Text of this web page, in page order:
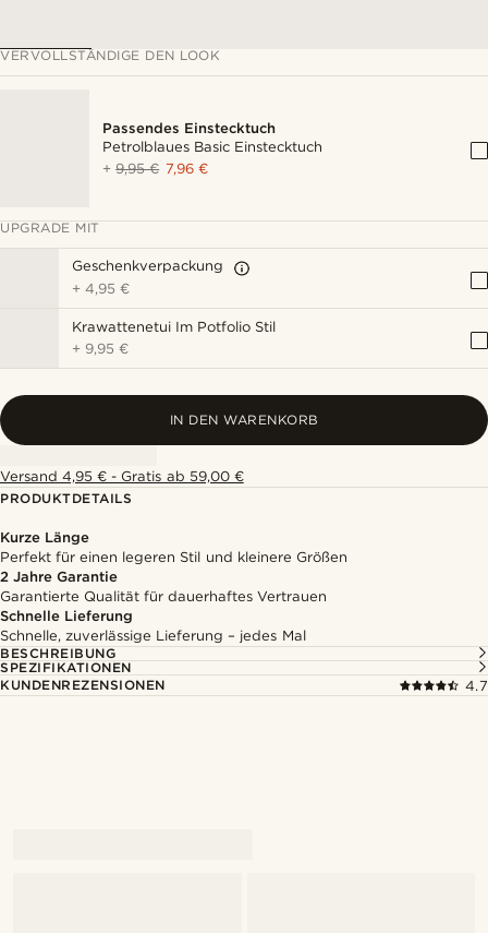
VERVOLLSTÄNDIGE DEN LOOK
Passendes Einstecktuch
Petrolblaues Basic Einstecktuch
+9,95 € 7,96 €
UPGRADE MIT
Geschenkverpackung
+4,95 €
Krawattenetui Im Potfolio Stil
+ 9,95 €
IN DEN WARENKORB
Versand 4,95 € - Gratis ab 59,00 €
PRODUKTDETAILS
Kurze Länge
Perfekt für einen legeren Stil und kleinere Größen
2 Jahre Garantie
Garantierte Qualität für dauerhaftes Vertrauen
Schnelle Lieferung
Schnelle, zuverlässige Lieferung – jedes Mal
BESCHREIBUNG
SPEZIFIKATIONEN
KUNDENREZENSIONEN
4.7